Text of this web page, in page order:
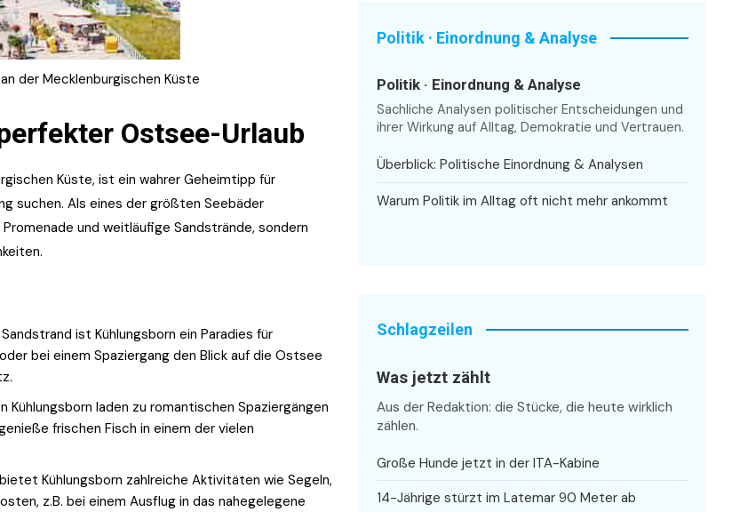
der Mecklenburgischen Küste
Ostsee-Urlaub
Küste, ist ein wahrer Geheimtipp für
suchen. Als eines der größten Seebäder
und weitläufige Sandstrände, sondern
ist Kühlungsborn ein Paradies für
bei einem Spaziergang den Blick auf die Ostsee
Kühlungsborn laden zu romantischen Spaziergängen
frischen Fisch in einem der vielen
Kühlungsborn zahlreiche Aktivitäten wie Segeln,
z.B. bei einem Ausflug in das nahegelegene
Politik · Einordnung & Analyse
Politik · Einordnung & Analyse
Sachliche Analysen politischer Entscheidungen und
ihrer Wirkung auf Alltag, Demokratie und Vertrauen.
Überblick: Politische Einordnung & Analysen
Warum Politik im Alltag oft nicht mehr ankommt
Schlagzeilen
Was jetzt zählt
Aus der Redaktion: die Stücke, die heute wirklich
zählen.
Große Hunde jetzt in der ITA-Kabine
14-Jährige stürzt im Latemar 90 Meter ab